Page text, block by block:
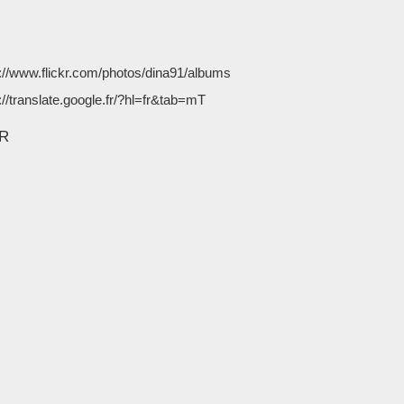
www.flickr.com/photos/dina91/albums
translate.google.fr/?hl=fr&tab=mT